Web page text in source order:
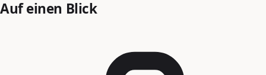
Auf einen Blick